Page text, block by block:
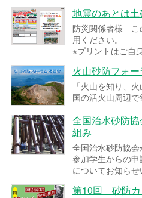
地震のあとは土
防災関係者様 こ
用ください。
※プリントはご自
火山砂防フォー
「火山を知り、
国の活火山周辺で
全国治水砂防
組み
全国治水砂防協
参加学生からの
についてお知らせ
第10回 砂防カ